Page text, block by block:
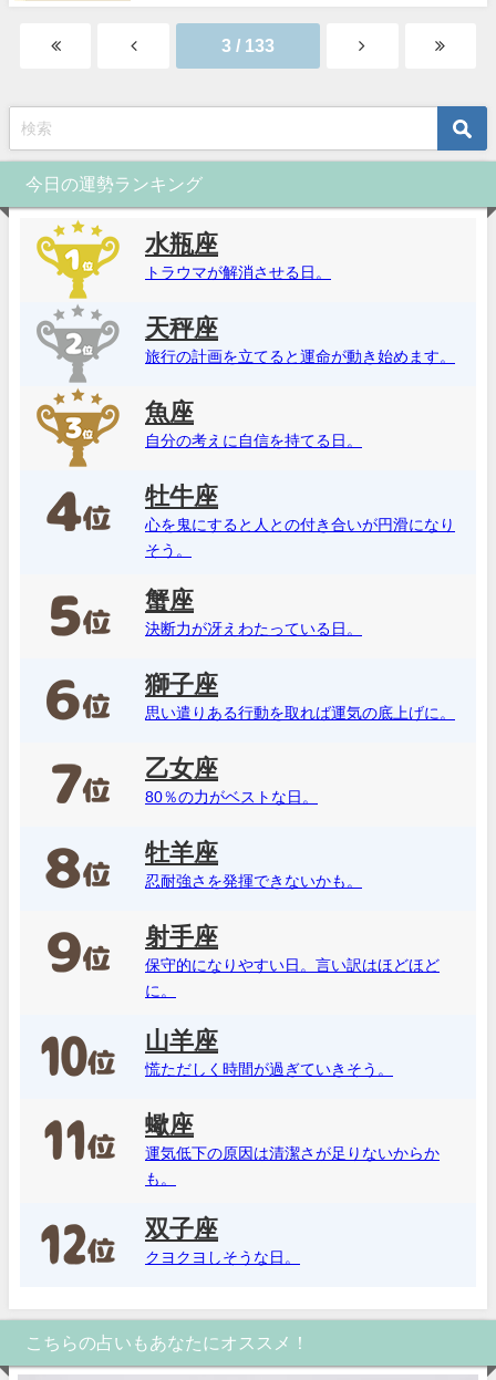
年（令和8年）】
3 / 133
今日の運勢ランキング
水瓶座
トラウマが解消させる日。
天秤座
旅行の計画を立てると運命が動き始めます。
魚座
自分の考えに自信を持てる日。
牡牛座
心を鬼にすると人との付き合いが円滑になり
そう。
蟹座
決断力が冴えわたっている日。
獅子座
思い遣りある行動を取れば運気の底上げに。
乙女座
80％の力がベストな日。
牡羊座
忍耐強さを発揮できないかも。
射手座
保守的になりやすい日。言い訳はほどほど
に。
山羊座
慌ただしく時間が過ぎていきそう。
蠍座
運気低下の原因は清潔さが足りないからか
も。
双子座
クヨクヨしそうな日。
こちらの占いもあなたにオススメ！